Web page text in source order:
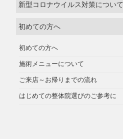
新型コロナウイルス対策について
初めての方へ
初めての方へ
施術メニューについて
ご来店～お帰りまでの流れ
はじめての整体院選びのご参考に